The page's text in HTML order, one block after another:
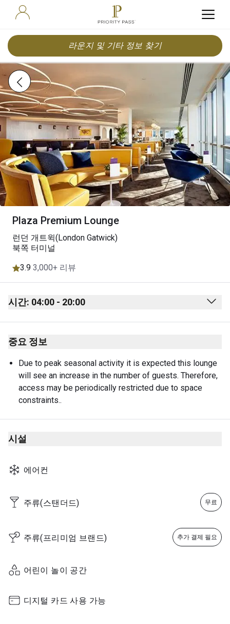
라운지 및 기타 정보 찾기
Plaza Premium Lounge
런던 개트윅(London Gatwick)
북쪽 터미널
3.9 3,000+ 리뷰
시간: 04:00 - 20:00
Monday 04:00 - 20:00
Tuesday
Wednesday 04:00 - 20:00
Thursday 04:00 - 20:00
Friday
Saturday 04:00 - 20:00
Sunday
중요 정보
Due to peak seasonal activity it is expected this lounge
will see an increase in the number of guests. Therefore,
access may be periodically restricted due to space
constraints..
시설
에어컨
주류(스탠더드) 무료
주류(프리미엄 브랜드) 추가 결제 필요
어린이 놀이 공간
디지털 카드 사용 가능